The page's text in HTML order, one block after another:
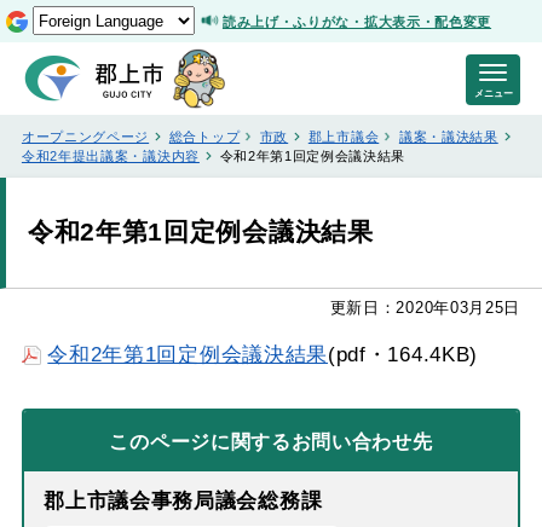
読み上げ・ふりがな・拡大表示・配色変更
オープニングページ 総合トップ 市政 郡上市議会
議案・議決結果
令和2年提出議案・議決内容
令和2年第1回定例会議決結果
令和2年第1回定例会議決結果
更新日：2020年03月25日
令和2年第1回定例会議決結果(pdf・164.4KB)
このページに関するお問い合わせ先
郡上市議会事務局議会総務課
メニュー